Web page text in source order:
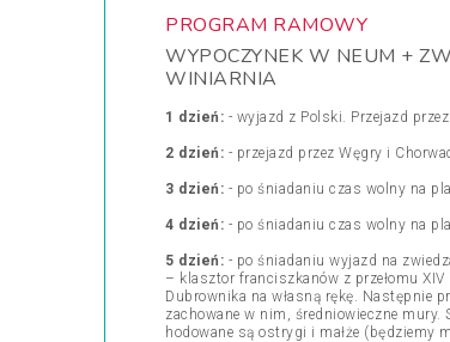
PROGRAM RAMOWY
WYPOCZYNEK W NEUM +
WINIARNIA
1 dzień: - wyjazd z Polski. Przejazd przez
2 dzień: - przejazd przez Węgry i
3 dzień: - po śniadaniu czas wolny na
4 dzień: - po śniadaniu czas wolny na
5 dzień: - po śniadaniu wyjazd na
– klasztor franciszkanów z przełomu
Dubrownika na własną rękę. Następnie
zachowane w nim, średniowieczne mury.
hodowane są ostrygi i małże (będziemy